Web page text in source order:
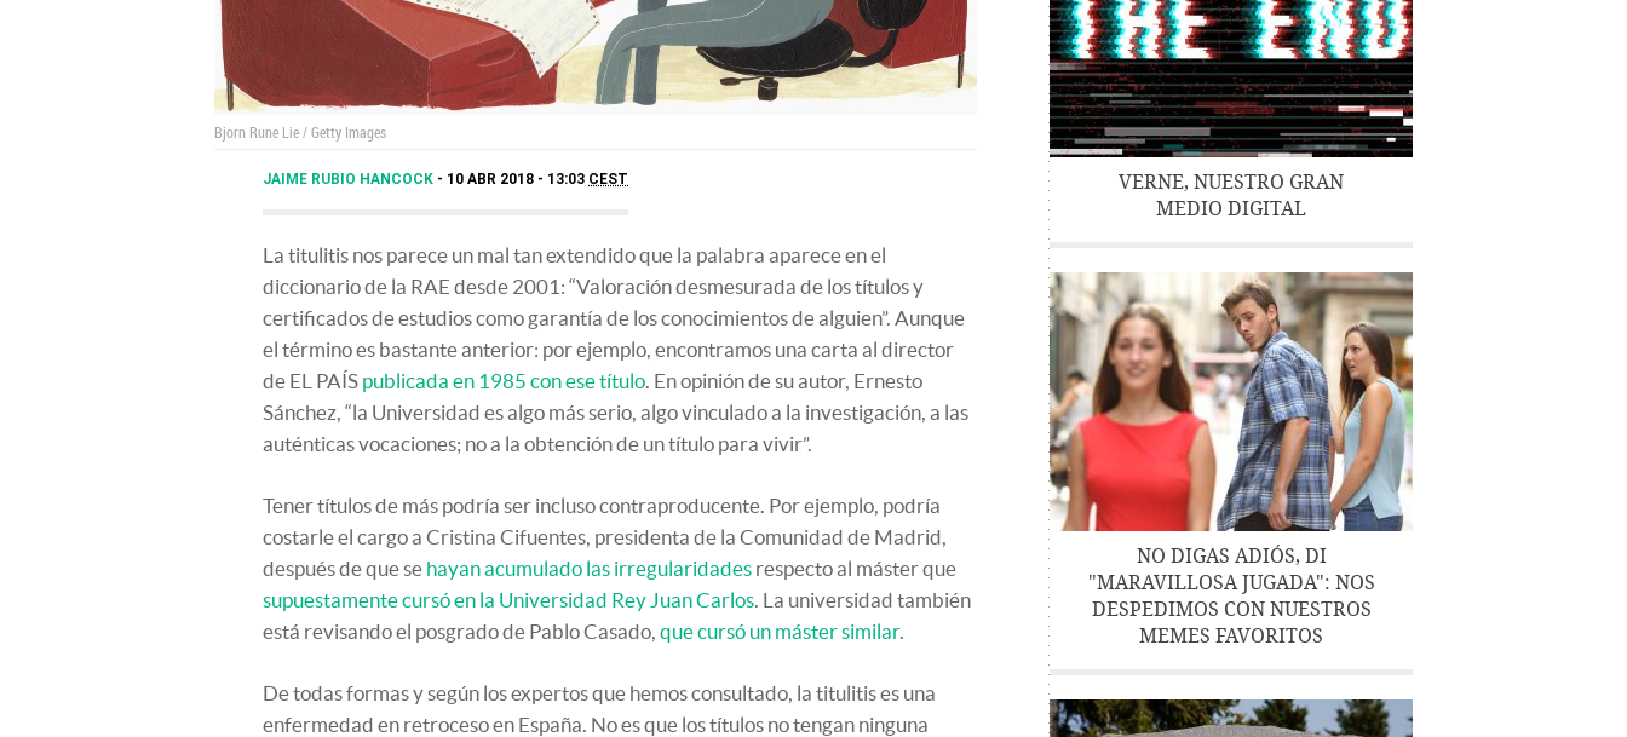
Bjorn Rune Lie / Getty Images
JAIME RUBIO HANCOCK 10 ABR 2018 - 13:03 CEST
La titulitis nos parece un mal tan extendido que la palabra aparece en el
diccionario de la RAE desde 2001: “Valoración desmesurada de los títulos y
certificados de estudios como garantía de los conocimientos de alguien”. Aunque
el término es bastante anterior: por ejemplo, encontramos una carta al director
de EL PAÍS publicada en 1985 con ese título. En opinión de su autor, Ernesto
Sánchez, “la Universidad es algo más serio, algo vinculado a la investigación, a las
auténticas vocaciones; no a la obtención de un título para vivir”.
Tener títulos de más podría ser incluso contraproducente. Por ejemplo, podría
costarle el cargo a Cristina Cifuentes, presidenta de la Comunidad de Madrid,
después de que se hayan acumulado las irregularidades respecto al máster que
supuestamente cursó en la Universidad Rey Juan Carlos. La universidad también
está revisando el posgrado de Pablo Casado, que cursó un máster similar.
De todas formas y según los expertos que hemos consultado, la titulitis es una
enfermedad en retroceso en España. No es que los títulos no tengan ninguna
VERNE, NUESTRO GRAN
MEDIO DIGITAL
NO DIGAS ADIÓS, DI
"MARAVILLOSA JUGADA": NOS
DESPEDIMOS CON NUESTROS
MEMES FAVORITOS